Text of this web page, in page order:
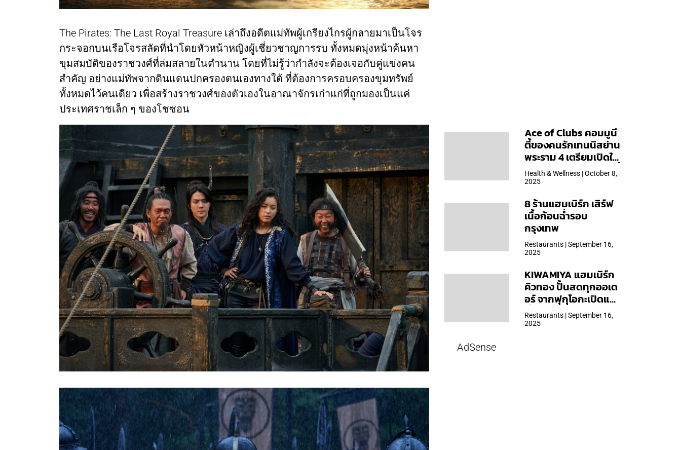
The Pirates: The Last Royal Treasure เล่าถึงอดีตแม่ทัพผู้เกรียงไกรผู้กลายมาเป็นโจร
กระจอกบนเรือโจรสลัดที่นำโดยหัวหน้าหญิงผู้เชี่ยวชาญการรบ ทั้งหมดมุ่งหน้าค้นหา
ขุมสมบัติของราชวงศ์ที่ล่มสลายในตำนาน โดยที่ไม่รู้ว่ากำลังจะต้องเจอกับคู่แข่งคน
สำคัญ อย่างแม่ทัพจากดินแดนปกครองตนเองทางใต้ ที่ต้องการครอบครองขุมทรัพย์
ทั้งหมดไว้คนเดียว เพื่อสร้างราชวงศ์ของตัวเองในอาณาจักรเก่าแก่ที่ถูกมองเป็นแค่
ประเทศราชเล็ก ๆ ของโชซอน
Ace of Clubs คอมมูนี
ตี้ของคนรักเทนนิสย่าน
พระราม 4 เตรียมเปิดให้
บริการวันแรก 19 ต.ค. นี้
Health & Wellness | October 8,
2025
8 ร้านแฮมเบิร์ก เสิร์ฟ
เนื้อก้อนฉ่ำรอบ
กรุงเทพ
Restaurants | September 16,
2025
KIWAMIYA แฮมเบิร์ก
คิวทอง ปั้นสดทุกออเด
อร์ จากฟุกุโอกะเปิดแล้ว
ที่ Central Park
Restaurants | September 16,
2025
AdSense